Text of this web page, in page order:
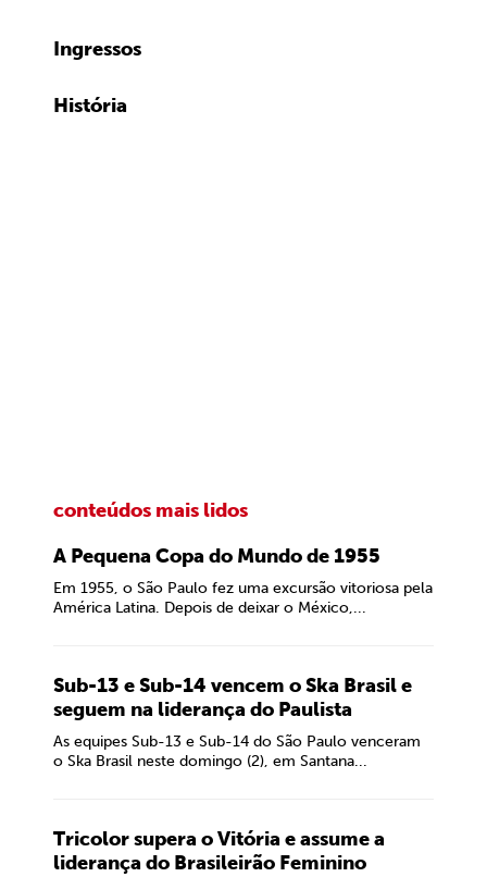
Ingressos
História
conteúdos mais lidos
A Pequena Copa do Mundo de 1955
Em 1955, o São Paulo fez uma excursão vitoriosa pela
América Latina. Depois de deixar o México,...
Sub-13 e Sub-14 vencem o Ska Brasil e
seguem na liderança do Paulista
As equipes Sub-13 e Sub-14 do São Paulo venceram
o Ska Brasil neste domingo (2), em Santana...
Tricolor supera o Vitória e assume a
liderança do Brasileirão Feminino